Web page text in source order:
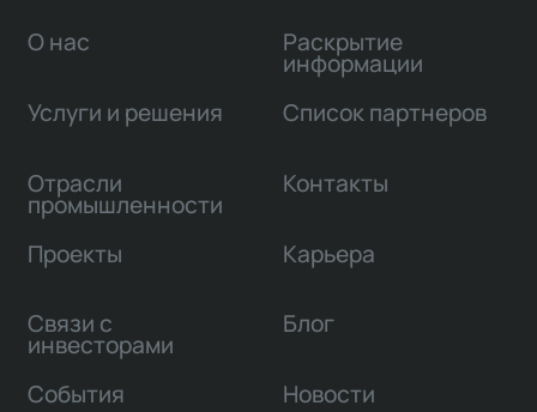
О нас
Услуги и решения
Отрасли
промышленности
Проекты
Связи с
инвесторами
Раскрытие
информации
Список партнеров
Контакты
Карьера
Блог
События Новости